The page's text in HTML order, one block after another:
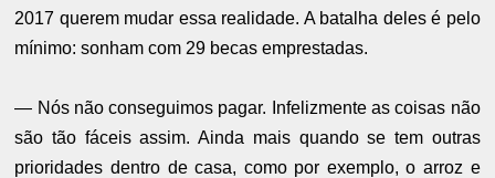
2017 querem mudar essa realidade. A batalha deles é pelo
mínimo: sonham com 29 becas emprestadas.
— Nós não conseguimos pagar. Infelizmente as coisas não
são tão fáceis assim. Ainda mais quando se tem outras
prioridades dentro de casa, como por exemplo, o arroz e